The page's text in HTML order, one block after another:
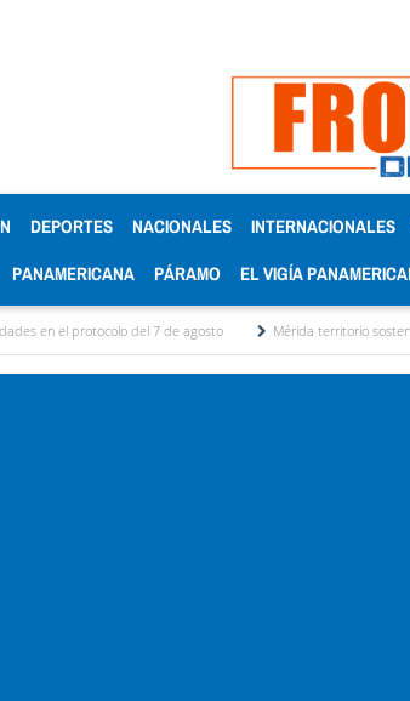
DEPORTES NACIONALES INTERNACIONALES
PANAMERICANA PÁRAMO EL VIGÍA
del 7 de agosto Mérida territorio sostenible: Una